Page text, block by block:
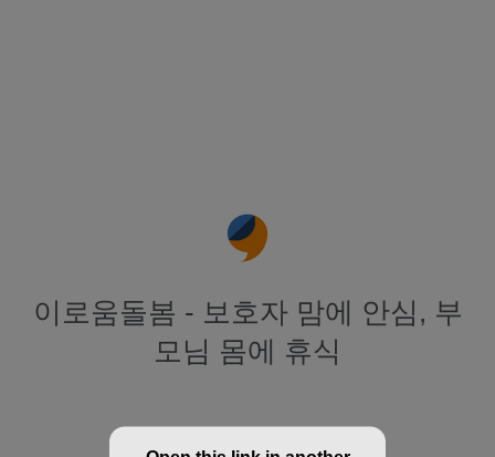
이로움돌봄 - 보호자 맘에 안심, 부
모님 몸에 휴식